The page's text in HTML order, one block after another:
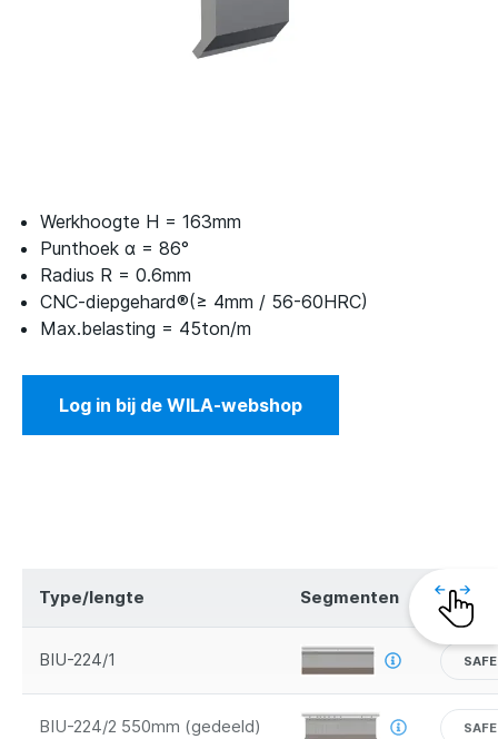
Werkhoogte H = 163mm
Punthoek α = 86°
Radius R = 0.6mm
CNC-diepgehard®(≥ 4mm / 56-60HRC)
Max.belasting = 45ton/m
Log in bij de WILA-webshop
Type/lengte Segmenten
BIU-224/1
BIU-224/2 550mm (gedeeld)